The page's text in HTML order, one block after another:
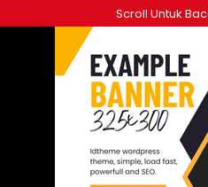
ke
Scroll Untuk